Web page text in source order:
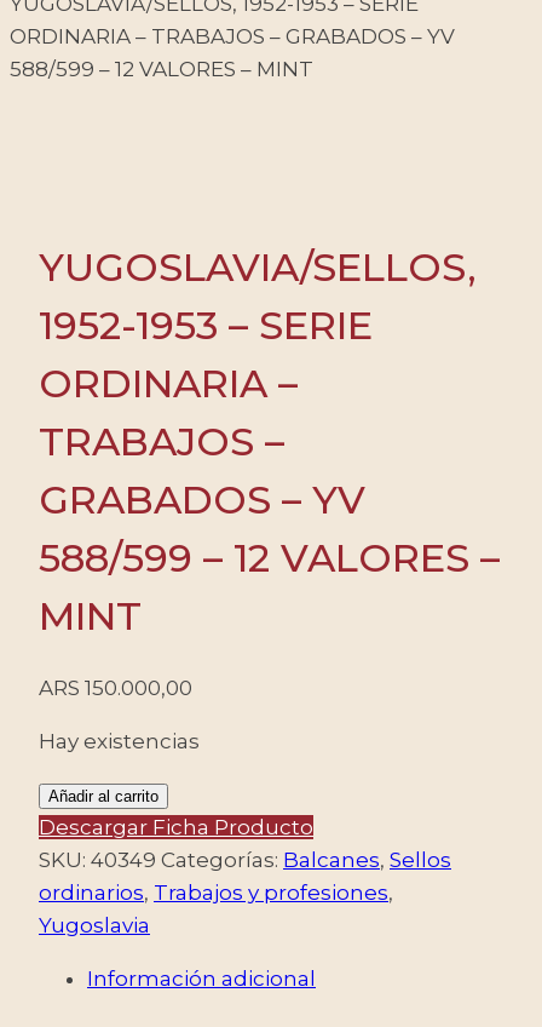
ORDINARIA – TRABAJOS – GRABADOS – YV
588/599 – 12 VALORES – MINT
YUGOSLAVIA/SELLOS,
1952-1953 – SERIE
ORDINARIA –
TRABAJOS –
GRABADOS – YV
588/599 – 12 VALORES –
MINT
ARS 150.000,00
Hay existencias
YUGOSLAVIA/SELLOS,
1952-
1953
-
SERIE
Añadir al carrito
Descargar Ficha Producto
SKU: 40349 Categorías: Balcanes, Sellos
ordinarios, Trabajos y profesiones,
Yugoslavia
Información adicional